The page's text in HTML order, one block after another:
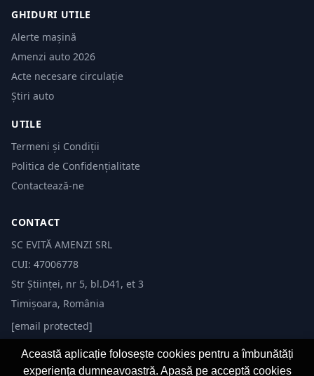
GHIDURI UTILE
Alerte mașină
Amenzi auto 2026
Acte necesare circulație
Știri auto
UTILE
Termeni și Condiții
Politica de Confidențialitate
Contactează-ne
CONTACT
SC EVITĂ AMENZI SRL
CUI: 47006778
Str Științei, nr 5, bl.D41, et 3
Timișoara, România
[email protected]
Această aplicație folosește cookies pentru a îmbunătăți
experiența dumneavoastră. Apasă pe acceptă cookies